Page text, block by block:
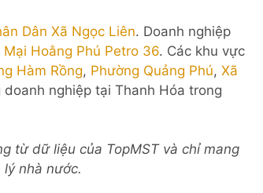
Dân Xã Ngọc Liên. Doanh nghiệp
Hoằng Phú Petro 36. Các khu vực
Hàm Rồng, Phường Quảng Phú, Xã
nghiệp tại Thanh Hóa trong
từ dữ liệu của TopMST và chỉ mang
nhà nước.